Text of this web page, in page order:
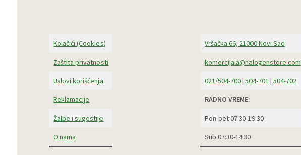
Kolačići (Cookies)
Zaštita privatnosti
Uslovi korišćenja
Reklamacije
Žalbe i sugestije
O nama
Vršačka 66, 21000 Novi Sad
komercijala@halogenstore.com
021/504-700|504-701 |504-702
RADNO VREME:
Pon-pet 07:30-19:30
Sub 07:30-14:30